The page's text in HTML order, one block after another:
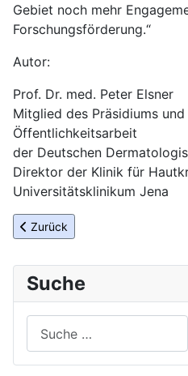
Gebiet noch mehr
Forschungsförderung.“
Autor:
Prof. Dr. med. Peter Elsner
Mitglied des Präsidiums
Öffentlichkeitsarbeit
der Deutschen
Direktor der Klinik für
Universitätsklinikum Jena
Vorheriger Beitrag: DREAMBALL
Zurück
Suche